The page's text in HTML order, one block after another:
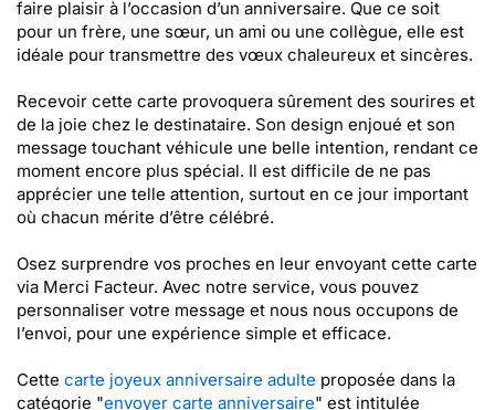
faire plaisir à l’occasion d’un anniversaire. Que ce soit
pour un frère, une sœur, un ami ou une collègue, elle est
idéale pour transmettre des vœux chaleureux et sincères.
Recevoir cette carte provoquera sûrement des sourires et
de la joie chez le destinataire. Son design enjoué et son
message touchant véhicule une belle intention, rendant ce
moment encore plus spécial. Il est difficile de ne pas
apprécier une telle attention, surtout en ce jour important
où chacun mérite d’être célébré.
Osez surprendre vos proches en leur envoyant cette carte
via Merci Facteur. Avec notre service, vous pouvez
personnaliser votre message et nous nous occupons de
l’envoi, pour une expérience simple et efficace.
Cette carte joyeux anniversaire adulte proposée dans la
catégorie "envoyer carte anniversaire" est intitulée